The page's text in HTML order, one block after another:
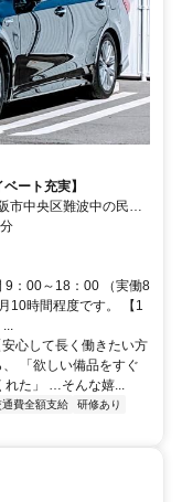
ート充実】
市中央区難波中の民間
9：00～18：00 （実働8
10時間程度です。 【1
...
心して長く働きたい方
「欲しい備品をすぐ
れた」 …そんな嬉...
通費全額支給
研修あり